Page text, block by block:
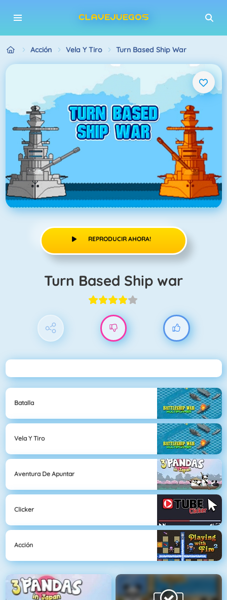
Acción Vela Y Tiro Turn Based Ship War
REPRODUCIR AHORA!
Turn Based Ship war
Batalla
Vela Y Tiro
Aventura De Apuntar
Clicker
Acción